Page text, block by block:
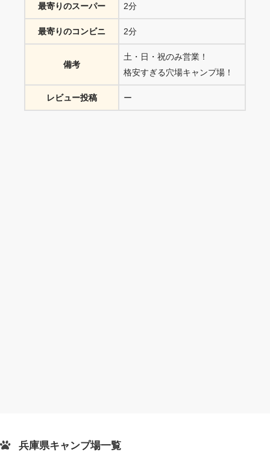
最寄りのスーパー 2分
最寄りのコンビニ 2分
備考
土・日・祝のみ営業！
格安すぎる穴場キャンプ場！
レビュー投稿 ー
兵庫県キャンプ場一覧